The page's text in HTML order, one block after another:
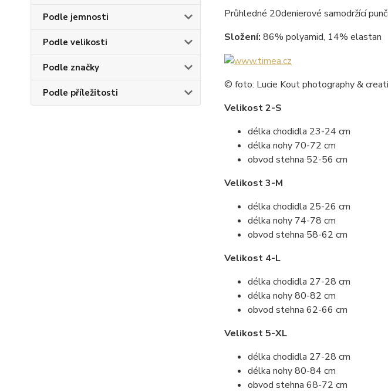
Podle jemnosti
Podle velikosti
Podle značky
Podle příležitosti
Průhledné 20denierové samodržící
Složení: 86% polyamid, 14% elastan
© foto: Lucie Kout photography &
Velikost 2-S
délka chodidla 23-24 cm
délka nohy 70-72 cm
obvod stehna 52-56 cm
Velikost 3-M
délka chodidla 25-26 cm
délka nohy 74-78 cm
obvod stehna 58-62 cm
Velikost 4-L
délka chodidla 27-28 cm
délka nohy 80-82 cm
obvod stehna 62-66 cm
Velikost 5-XL
délka chodidla 27-28 cm
délka nohy 80-84 cm
obvod stehna 68-72 cm